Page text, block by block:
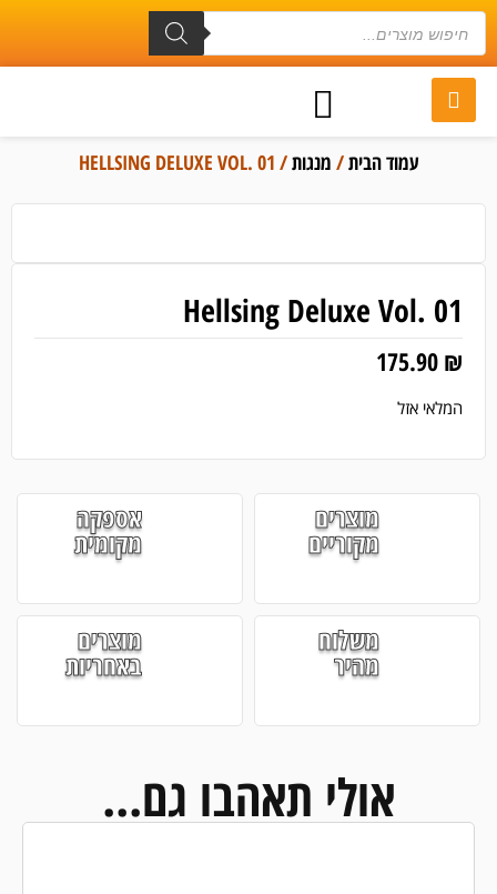
עמוד הבית/ מנגות/ HELLSING DELUXE VOL. 01
Hellsing Deluxe Vol. 01
175.90 ₪
המלאי אזל
מוצרים
מקוריים
אספקה
מקומית
משלוח
מהיר
מוצרים
באחריות
אולי תאהבו גם...